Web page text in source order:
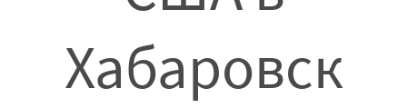
Хабаровск